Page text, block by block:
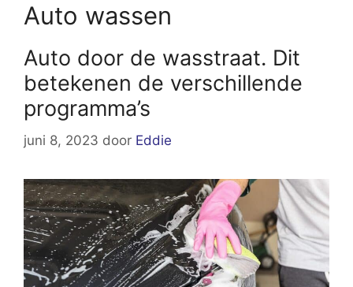
Auto wassen
Auto door de wasstraat. Dit
betekenen de verschillende
programma’s
juni 8, 2023 door Eddie